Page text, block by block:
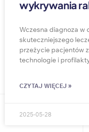
wykrywania
Wczesna diagnoza w
skuteczniejszego
przeżycie pacjentów
technologie i
CZYTAJ WIĘCEJ »
2025-05-28